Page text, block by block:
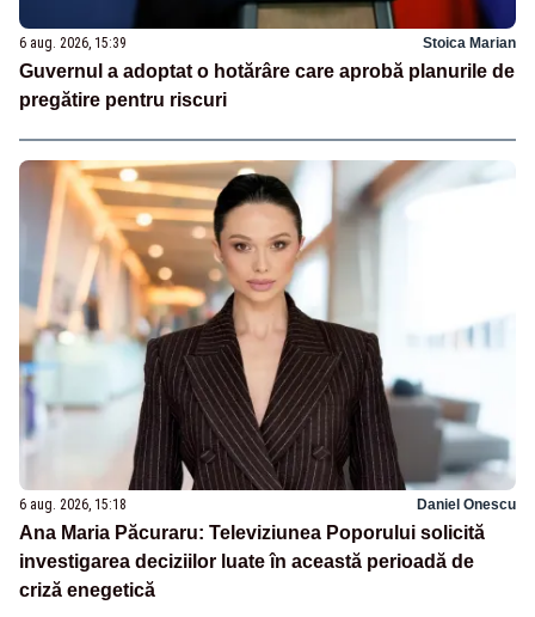
6 aug. 2026, 15:39 Stoica Marian
Guvernul a adoptat o hotărâre care aprobă planurile de
pregătire pentru riscuri
6 aug. 2026, 15:18 Daniel Onescu
Ana Maria Păcuraru: Televiziunea Poporului solicită
investigarea deciziilor luate în această perioadă de
criză enegetică